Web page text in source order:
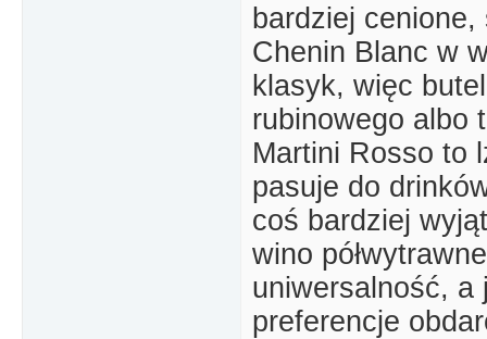
bardziej
Chenin Blanc w
klasyk, więc
rubinowego albo
Martini Rosso to
pasuje do
coś bardziej
wino
uniwersalność, a
preferencje